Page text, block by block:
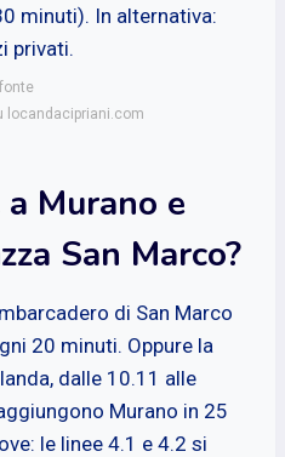
minuti). In alternativa:
privati.
locandacipriani.com
Murano e
San Marco?
di San Marco
20 minuti. Oppure la
dalle 10.11 alle
Murano in 25
le linee 4.1 e 4.2 si